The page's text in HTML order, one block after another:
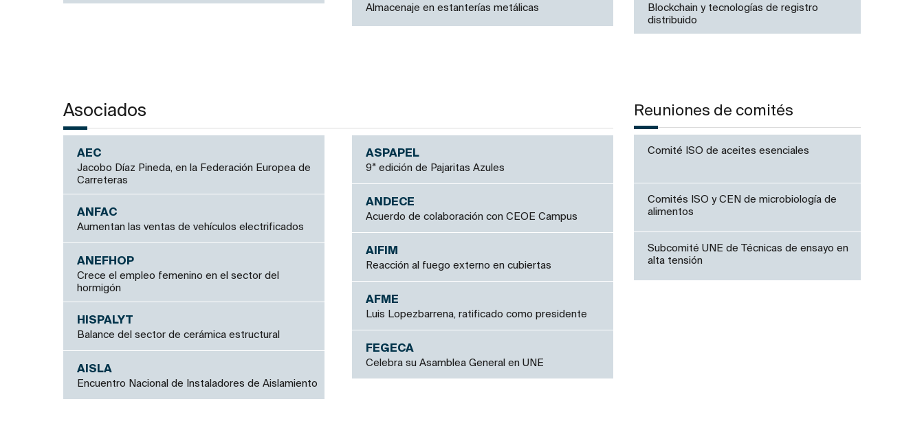
Blockchain y tecnologías de registro
distribuido
Almacenaje en estanterías metálicas
Reuniones de comités
Comité ISO de aceites esenciales
Comités ISO y CEN de microbiología de
alimentos
Subcomité UNE de Técnicas de ensayo en
alta tensión
Asociados
AEC
Jacobo Díaz Pineda, en la Federación Europea de
Carreteras
ANFAC
Aumentan las ventas de vehículos electrificados
ANEFHOP
Crece el empleo femenino en el sector del
hormigón
HISPALYT
Balance del sector de cerámica estructural
AISLA
Encuentro Nacional de Instaladores de Aislamiento
ASPAPEL
9ª edición de Pajaritas Azules
ANDECE
Acuerdo de colaboración con CEOE Campus
AIFIM
Reacción al fuego externo en cubiertas
AFME
Luis Lopezbarrena, ratificado como presidente
FEGECA
Celebra su Asamblea General en UNE